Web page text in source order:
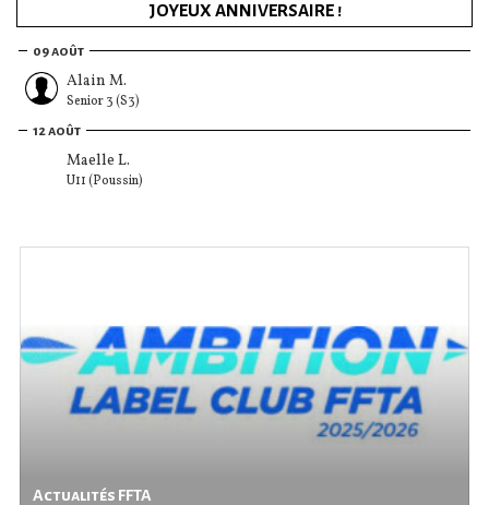
JOYEUX ANNIVERSAIRE !
09 août
Alain M.
Senior 3 (S3)
12 août
Maelle L.
U11 (Poussin)
Actualités FFTA